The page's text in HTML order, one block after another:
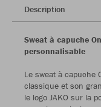
Description
Sweat à capuche
personnalisable
Le sweat à capuche
classique et son
le logo JAKO sur la